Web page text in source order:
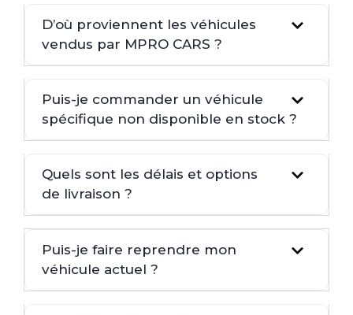
D’où proviennent les véhicules
vendus par MPRO CARS ?
Puis-je commander un véhicule
spécifique non disponible en stock ?
Quels sont les délais et options
de livraison ?
Puis-je faire reprendre mon
véhicule actuel ?